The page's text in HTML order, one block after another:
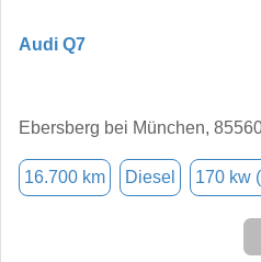
Audi Q7
Ebersberg bei München,
16.700 km Diesel 170 kw